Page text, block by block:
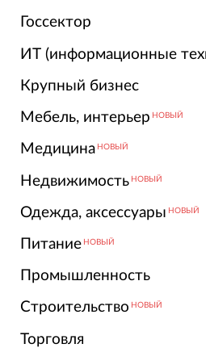
Госсектор
ИТ (информационные
Крупный бизнес
Мебель, интерьер НОВЫЙ
Медицина НОВЫЙ
Недвижимость НОВЫЙ
Одежда, аксессуары НОВЫЙ
Питание НОВЫЙ
Промышленность
Строительство НОВЫЙ
Торговля